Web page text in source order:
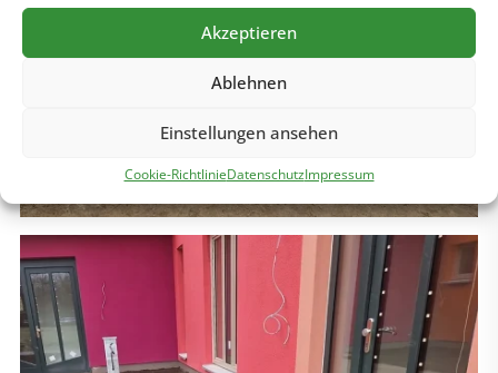
Akzeptieren
Ablehnen
Einstellungen ansehen
Cookie-RichtlinieDatenschutzImpressum